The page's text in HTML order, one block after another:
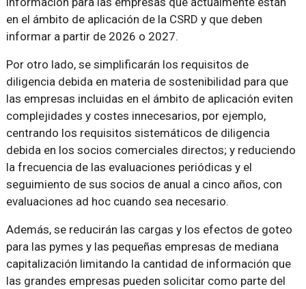
en el ámbito de aplicación de la CSRD y que deben
informar a partir de 2026 o 2027.
Por otro lado, se simplificarán los requisitos de
diligencia debida en materia de sostenibilidad para que
las empresas incluidas en el ámbito de aplicación eviten
complejidades y costes innecesarios, por ejemplo,
centrando los requisitos sistemáticos de diligencia
debida en los socios comerciales directos; y reduciendo
la frecuencia de las evaluaciones periódicas y el
seguimiento de sus socios de anual a cinco años, con
evaluaciones ad hoc cuando sea necesario.
Además, se reducirán las cargas y los efectos de goteo
para las pymes y las pequeñas empresas de mediana
capitalización limitando la cantidad de información que
las grandes empresas pueden solicitar como parte del